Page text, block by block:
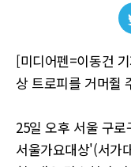
[미디어펜=이동건
상 트로피를 거머쥘
25일 오후 서울 구
서울가요대상'(서가